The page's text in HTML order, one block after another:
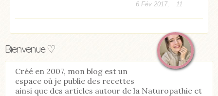
6 Fév 2017, 11
Bienvenue ♡
Créé en 2007, mon blog est un
espace où je publie des recettes
ainsi que des articles autour de la Naturopathie et